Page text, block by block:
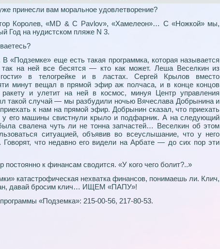
принесли вам моральное удовлетворение?
Королев, «MD & C Рavlov», «Хамелеон»… С «Ножкой» мы,
Год на нудистском пляже N 3.
«Подземке» еще есть такая программка, которая называется
на ней все бесятся — кто как может. Леша Веселкин из
в телогрейке и в ластах. Сергей Крылов вместо
минут вещал в прямой эфир аж полчаса, и в конце концов
ракету и улетит на ней в космос, минуя Центр управления
такой случай — мы разбудили ночью Вячеслава Добрынина и
приехать к нам на прямой эфир. Добрынин сказал, что приехать
у его машины свистнули крыло и подфарник. А на следующий
сваленa чуть ли не тонна запчастей… Веселкин об этом
ситуацией, объявив во всеуслышание, что у него
Говорят, что недавно его видели на Арбате — до сих пор эти
постоянно к финансам сводится. «У кого чего болит?..»
катастрофическая нехватка финансов, понимаешь ли. Клич,
давай бросим клич… ИЩЕМ «ПАПУ»!
«Подземка»: 215-00-56, 217-80-53.